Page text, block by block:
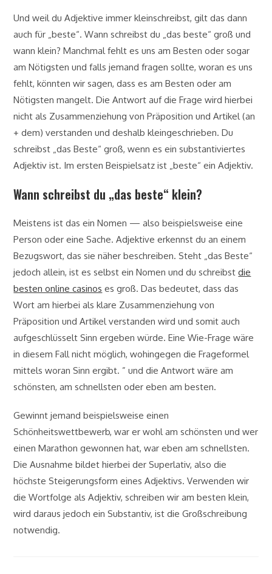
Und weil du Adjektive immer kleinschreibst, gilt das dann
auch für „beste“. Wann schreibst du „das beste“ groß und
wann klein? Manchmal fehlt es uns am Besten oder sogar
am Nötigsten und falls jemand fragen sollte, woran es uns
fehlt, könnten wir sagen, dass es am Besten oder am
Nötigsten mangelt. Die Antwort auf die Frage wird hierbei
nicht als Zusammenziehung von Präposition und Artikel (an
+ dem) verstanden und deshalb kleingeschrieben. Du
schreibst „das Beste“ groß, wenn es ein substantiviertes
Adjektiv ist. Im ersten Beispielsatz ist „beste“ ein Adjektiv.
Wann schreibst du „das beste“ klein?
Meistens ist das ein Nomen — also beispielsweise eine
Person oder eine Sache. Adjektive erkennst du an einem
Bezugswort, das sie näher beschreiben. Steht „das Beste“
jedoch allein, ist es selbst ein Nomen und du schreibstdie
besten online casinos es groß. Das bedeutet, dass das
Wort am hierbei als klare Zusammenziehung von
Präposition und Artikel verstanden wird und somit auch
aufgeschlüsselt Sinn ergeben würde. Eine Wie-Frage wäre
in diesem Fall nicht möglich, wohingegen die Frageformel
mittels woran Sinn ergibt. ” und die Antwort wäre am
schönsten, am schnellsten oder eben am besten.
Gewinnt jemand beispielsweise einen
Schönheitswettbewerb, war er wohl am schönsten und wer
einen Marathon gewonnen hat, war eben am schnellsten.
Die Ausnahme bildet hierbei der Superlativ, also die
höchste Steigerungsform eines Adjektivs. Verwenden wir
die Wortfolge als Adjektiv, schreiben wir am besten klein,
wird daraus jedoch ein Substantiv, ist die Großschreibung
notwendig.